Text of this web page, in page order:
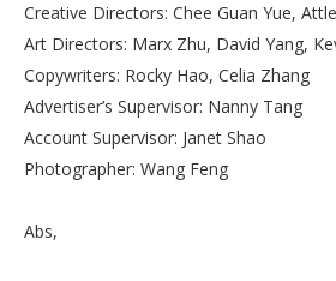
Creative Directors: Chee Guan Yue,
Art Directors: Marx Zhu, David Yang,
Copywriters: Rocky Hao, Celia Zhang
Advertiser’s Supervisor: Nanny Tang
Account Supervisor: Janet Shao
Photographer: Wang Feng
Abs,